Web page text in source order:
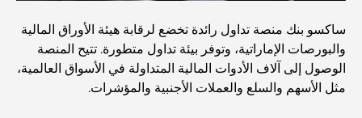
منازل متوافقة مع مبادئ فاستو: دليل عملي لتحقيق التوازن
والانسجام
أفضل شركات تنسيق الحدائق في دبي: تحويل المساحات
الخارجية
ساكسو بنك منصة تداول رائدة تخضع لرقابة هيئة الأوراق المالية
والبورصات الإماراتية، وتوفر بيئة تداول متطورة. تتيح المنصة
الوصول إلى آلاف الأدوات المالية المتداولة في الأسواق العالمية،
مثل الأسهم والسلع والعملات الأجنبية والمؤشرات.